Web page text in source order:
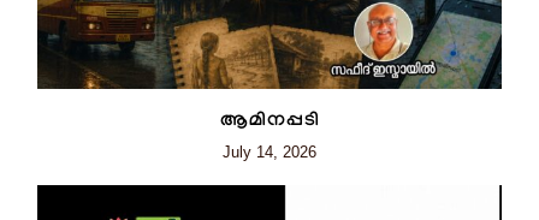
ആമിനപ്പടി
July 14, 2026